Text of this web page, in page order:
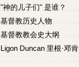
"神的儿子们" 是谁？
基督教历史人物
基督教教会史大纲
Ligon Duncan 里根·邓肯